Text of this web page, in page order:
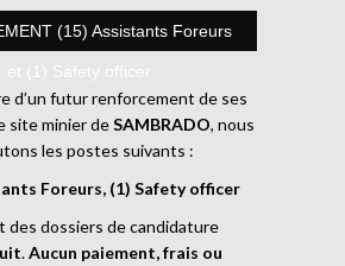
(15) Assistants Foreurs
et (1) Safety officer
d’un futur renforcement de ses
site minier deSAMBRADO, nous
les postes suivants :
Foreurs, (1) Safety officer
des dossiers de candidature
.Aucun paiement, frais ou